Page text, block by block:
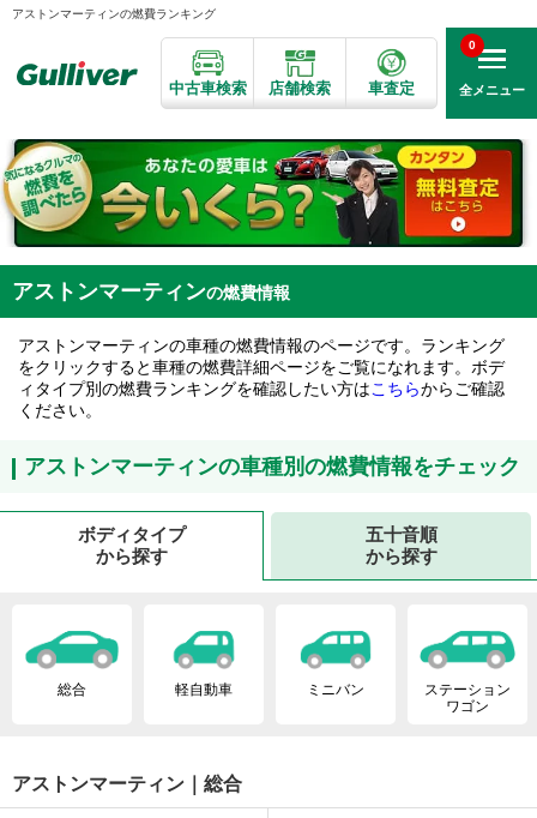
アストンマーティンの燃費ランキング
中古車検索 店舗検索 車査定 全メニュー
0
アストンマーティンの燃費情報
アストンマーティンの車種の燃費情報のページです。ランキング
をクリックすると車種の燃費詳細ページをご覧になれます。ボデ
ィタイプ別の燃費ランキングを確認したい方はこちらからご確認
ください。
アストンマーティンの車種別の燃費情報をチェック
ボディタイプ
から探す
五十音順
から探す
総合 軽自動車 ミニバン
ステーション
ワゴン
アストンマーティン｜総合